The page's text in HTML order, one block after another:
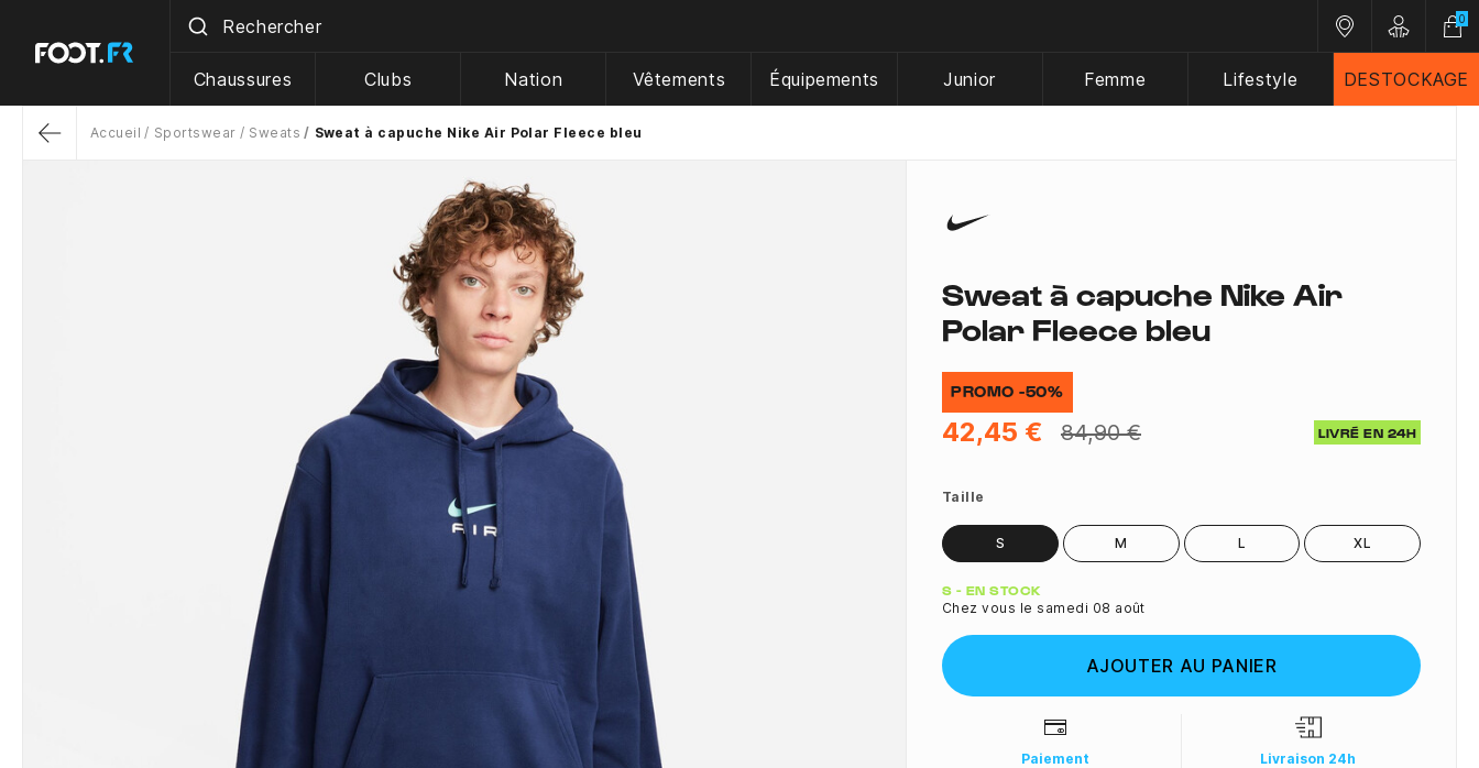
Nos magasins
Customer
0
Chaussures Clubs Nation Vêtements Équipements Junior Femme Lifestyle DESTOCKAGE
Accueil Sportswear Sweats Sweat à capuche Nike Air Polar Fleece bleu
Sweat à capuche Nike Air
Polar Fleece bleu
PROMO -50%
42,45 € 84,90 € LIVRÉ EN 24H
Taille
S M L XL
Quantité
S - EN STOCK
Chez vous le samedi 08 août
AJOUTER AU PANIER
Paiement
Livraison 24h